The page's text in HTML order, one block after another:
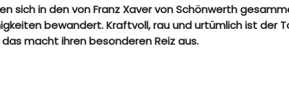
sich in den von Franz Xaver von Schönwerth
bewandert. Kraftvoll, rau und urtümlich ist der
macht ihren besonderen Reiz aus.